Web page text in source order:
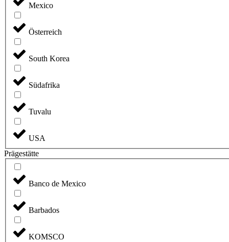
Mexico
Österreich
South Korea
Südafrika
Tuvalu
USA
Prägestätte
Banco de Mexico
Barbados
KOMSCO